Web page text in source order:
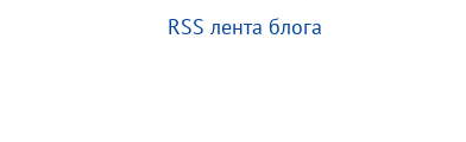
RSS лента блога